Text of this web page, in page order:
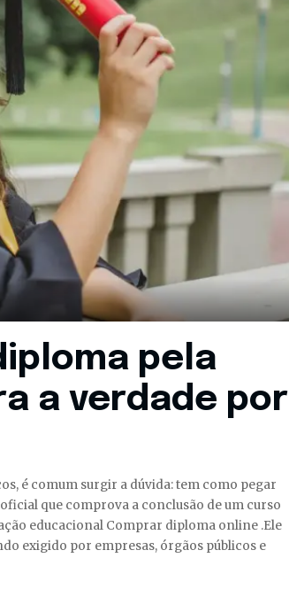
pela
a verdade por
é comum surgir a dúvida: tem como pegar
que comprova a conclusão de um curso
educacional Comprar diploma online .Ele
exigido por empresas, órgãos públicos e